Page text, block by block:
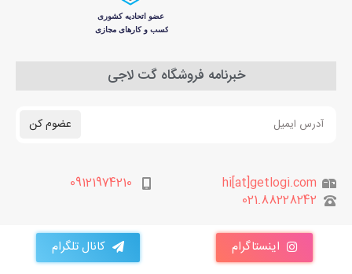
خبرنامه فروشگاه گت لاجی
عضوم کن
hi[at]getlogi.com
09121974210
021.88228242
اینستاگرام کانال تلگرام